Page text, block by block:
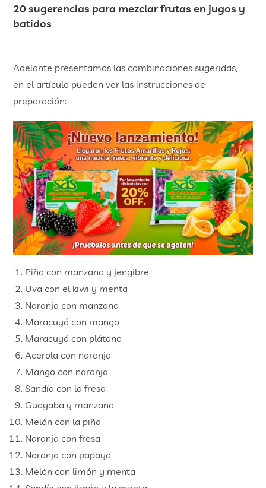
20 sugerencias para mezclar frutas en jugos y
batidos
Adelante presentamos las combinaciones sugeridas,
en el artículo pueden ver las instrucciones de
preparación:
Piña con manzana y jengibre
Uva con el kiwi y menta
Naranja con manzana
Maracuyá con mango
Maracuyá con plátano
Acerola con naranja
Mango con naranja
Sandía con la fresa
Guayaba y manzana
Melón con la piña
Naranja con fresa
Naranja con papaya
Melón con limón y menta